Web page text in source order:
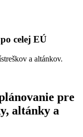
celej EÚ
a altánkov.
pre
altánky a